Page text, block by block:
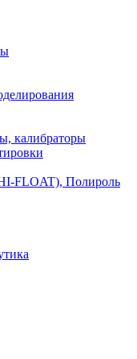
калибраторы
FLOAT), Полироль